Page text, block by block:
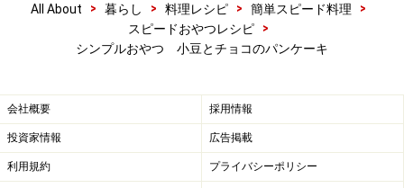
All About > 暮らし > 料理レシピ > 簡単スピード料理
>
スピードおやつレシピ
>
シンプルおやつ 小豆とチョコのパンケーキ
会社概要 採用情報
投資家情報 広告掲載
利用規約 プライバシーポリシー